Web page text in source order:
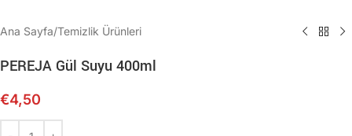
Ana Sayfa/Temizlik Ürünleri
PEREJA Gül Suyu 400ml
€4,50